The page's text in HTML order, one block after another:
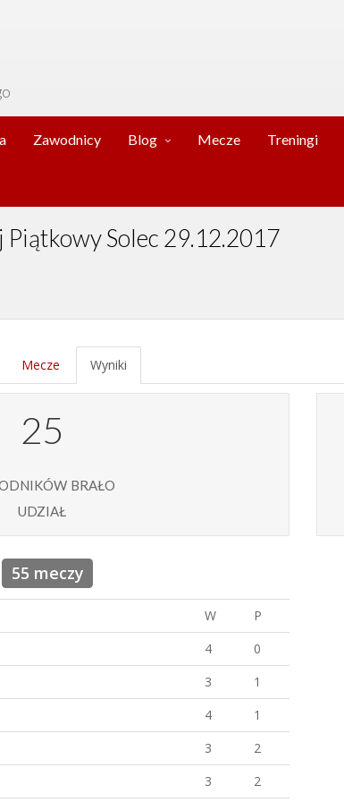
Zawodnicy Blog Mecze Treningi
Piątkowy Solec 29.12.2017
Mecze Wyniki
25
brało
udział
55 meczy
W
P
4
0
3
1
4
1
3
2
3
2